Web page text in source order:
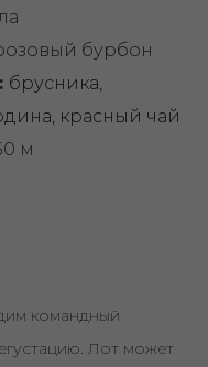
бурбон
брусника,
красный чай
м
командный
Лот может